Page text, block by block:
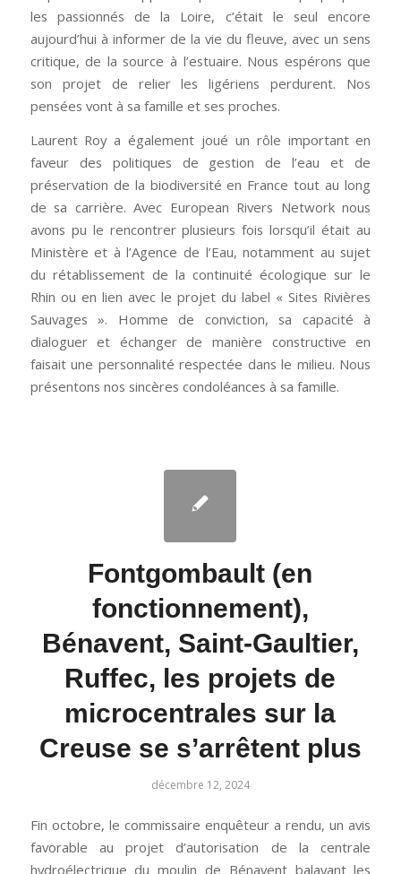
les passionnés de la Loire, c’était le seul encore
aujourd’hui à informer de la vie du fleuve, avec un sens
critique, de la source à l’estuaire. Nous espérons que
son projet de relier les ligériens perdurent. Nos
pensées vont à sa famille et ses proches.
Laurent Roy a également joué un rôle important en
faveur des politiques de gestion de l’eau et de
préservation de la biodiversité en France tout au long
de sa carrière. Avec European Rivers Network nous
avons pu le rencontrer plusieurs fois lorsqu’il était au
Ministère et à l’Agence de l’Eau, notamment au sujet
du rétablissement de la continuité écologique sur le
Rhin ou en lien avec le projet du label « Sites Rivières
Sauvages ». Homme de conviction, sa capacité à
dialoguer et échanger de manière constructive en
faisait une personnalité respectée dans le milieu. Nous
présentons nos sincères condoléances à sa famille.
Fontgombault (en
fonctionnement),
Bénavent, Saint-Gaultier,
Ruffec, les projets de
microcentrales sur la
Creuse se s’arrêtent plus
décembre 12, 2024
Fin octobre, le commissaire enquêteur a rendu, un avis
favorable au projet d’autorisation de la centrale
hydroélectrique du moulin de Bénavent balayant les